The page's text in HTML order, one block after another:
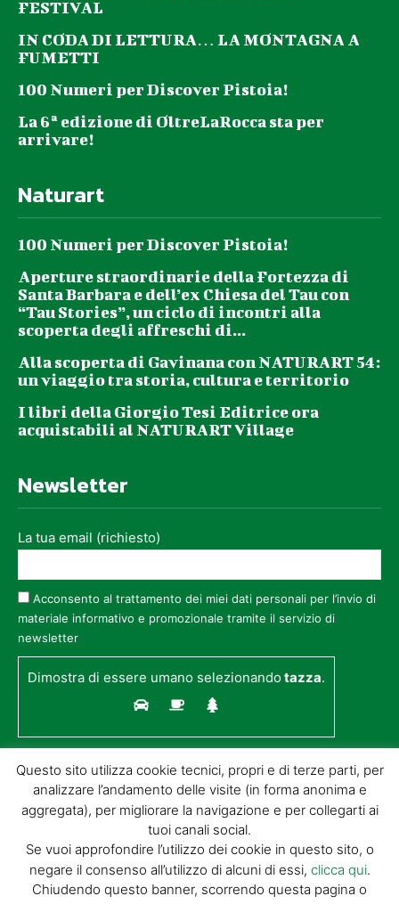
FESTIVAL
IN CODA DI LETTURA… LA MONTAGNA A
FUMETTI
100 Numeri per Discover Pistoia!
La 6ª edizione di OltreLaRocca sta per
arrivare!
Naturart
100 Numeri per Discover Pistoia!
Aperture straordinarie della Fortezza di
Santa Barbara e dell’ex Chiesa del Tau con
“Tau Stories”, un ciclo di incontri alla
scoperta degli affreschi di...
Alla scoperta di Gavinana con NATURART 54:
un viaggio tra storia, cultura e territorio
I libri della Giorgio Tesi Editrice ora
acquistabili al NATURART Village
Newsletter
La tua email (richiesto)
Acconsento al trattamento dei miei dati personali per l’invio di
materiale informativo e promozionale tramite il servizio di
newsletter
Dimostra di essere umano selezionandotazza.
© GIORGIO TESI EDITRICE S.R.L. | P.IVA
01732650476 | VIA DI BADIA 14 – 51100 LOC.
Questo sito utilizza cookie tecnici, propri e di terze parti, per
analizzare l’andamento delle visite (in forma anonima e
aggregata), per migliorare la navigazione e per collegarti ai
tuoi canali social.
Se vuoi approfondire l’utilizzo dei cookie in questo sito, o
negare il consenso all’utilizzo di alcuni di essi, clicca qui.
Chiudendo questo banner, scorrendo questa pagina o